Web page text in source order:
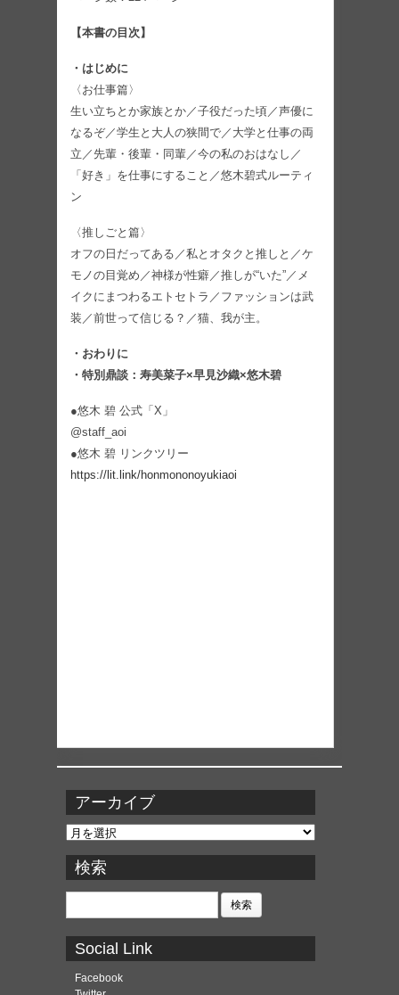
【本書の目次】
・はじめに
〈お仕事篇〉
生い立ちとか家族とか／子役だった頃／声優に
なるぞ／学生と大人の狭間で／大学と仕事の両
立／先輩・後輩・同輩／今の私のおはなし／
「好き」を仕事にすること／悠木碧式ルーティ
ン
〈推しごと篇〉
オフの日だってある／私とオタクと推しと／ケ
モノの目覚め／神様が性癖／推しが“いた”／メ
イクにまつわるエトセトラ／ファッションは武
装／前世って信じる？／猫、我が主。
・おわりに
・特別鼎談：寿美菜子×早見沙織×悠木碧
●悠木 碧 公式「X」
@staff_aoi
●悠木 碧 リンクツリー
https://lit.link/honmononoyukiaoi
アーカイブ
ア
カ
イ
ブ
検索
検
Social Link
Facebook